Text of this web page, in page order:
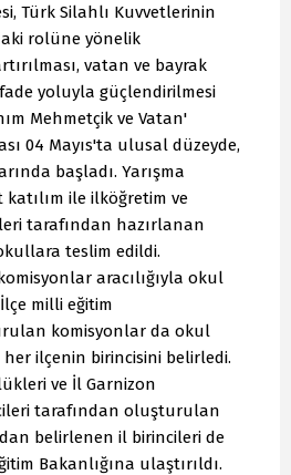
Türk Silahlı Kuvvetlerinin
rolüne yönelik
vatan ve bayrak
yoluyla güçlendirilmesi
Mehmetçik ve Vatan'
04 Mayıs'ta ulusal düzeyde,
başladı. Yarışma
katılım ile ilköğretim ve
tarafından hazırlanan
teslim edildi.
aracılığıyla okul
milli eğitim
komisyonlar da okul
ilçenin birincisini belirledi.
ve İl Garnizon
tarafından oluşturulan
belirlenen il birincileri de
Bakanlığına ulaştırıldı.